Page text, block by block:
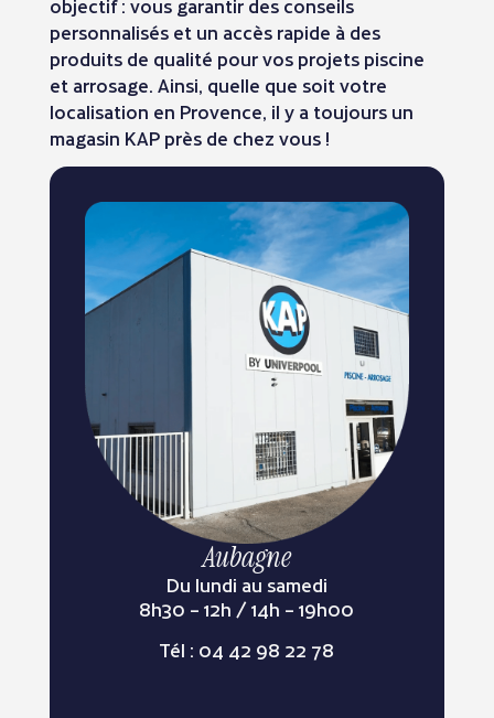
objectif : vous garantir des conseils
personnalisés et un accès rapide à des
produits de qualité pour vos projets piscine
et arrosage. Ainsi, quelle que soit votre
localisation en Provence, il y a toujours un
magasin KAP près de chez vous !
Aubagne
Du lundi au samedi
8h30 – 12h / 14h – 19h00
Tél : 04 42 98 22 78